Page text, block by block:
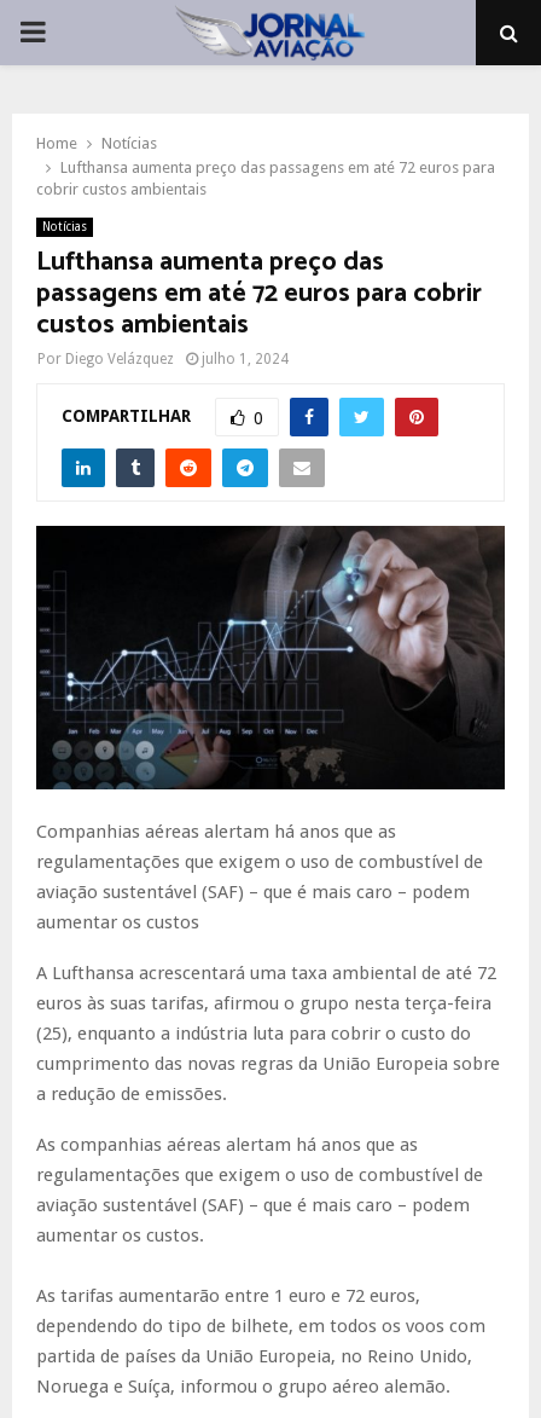
PRIMARY
Home
Notícias
Lufthansa aumenta preço das passagens em até 72 euros para
cobrir custos ambientais
Notícias
Lufthansa aumenta preço das
passagens em até 72 euros para cobrir
custos ambientais
Por Diego Velázquez julho 1, 2024
COMPARTILHAR 0
Companhias aéreas alertam há anos que as
regulamentações que exigem o uso de combustível de
aviação sustentável (SAF) – que é mais caro – podem
aumentar os custos
A Lufthansa acrescentará uma taxa ambiental de até 72
euros às suas tarifas, afirmou o grupo nesta terça-feira
(25), enquanto a indústria luta para cobrir o custo do
cumprimento das novas regras da União Europeia sobre
a redução de emissões.
As companhias aéreas alertam há anos que as
regulamentações que exigem o uso de combustível de
aviação sustentável (SAF) – que é mais caro – podem
aumentar os custos.
As tarifas aumentarão entre 1 euro e 72 euros,
dependendo do tipo de bilhete, em todos os voos com
partida de países da União Europeia, no Reino Unido,
Noruega e Suíça, informou o grupo aéreo alemão.